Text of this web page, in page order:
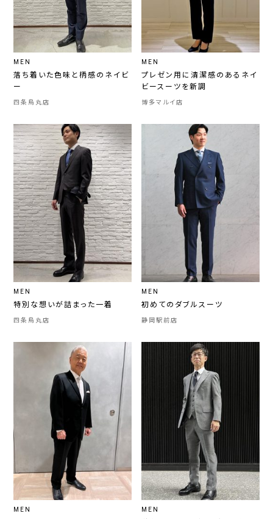
MEN
落ち着いた色味と柄感のネイビ
ー
四条烏丸店
MEN
プレゼン用に清潔感のあるネイ
ビースーツを新調
博多マルイ店
MEN
特別な想いが詰まった一着
四条烏丸店
MEN
初めてのダブルスーツ
静岡駅前店
MEN MEN